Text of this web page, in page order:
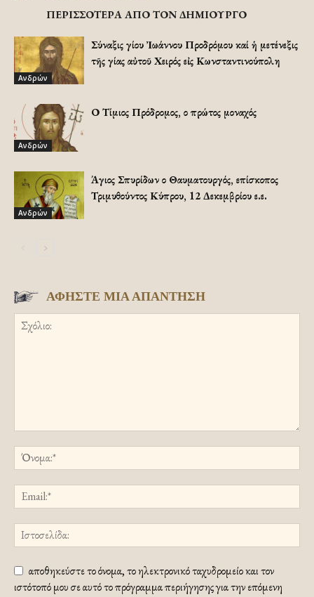
ΠΕΡΙΣΣΟΤΕΡΑ ΑΠΟ ΤΟΝ ΔΗΜΙΟΥΡΓΟ
Ανδρών
Σύναξις Ἁγίου Ἰωάννου Προδρόμου καί ἡ μετένεξις
τῆς Ἁγίας αὐτοῦ Χειρός εἰς Κωνσταντινούπολη
Ανδρών
Ο Τίμιος Πρόδρομος, ο πρώτος μοναχός
Ανδρών
Άγιος Σπυρίδων ο Θαυματουργός, επίσκοπος
Τριμυθούντος Κύπρου, 12 Δεκεμβρίου ε.ε.
ΑΦΗΣΤΕ ΜΙΑ ΑΠΑΝΤΗΣΗ
αποθηκεύστε το όνομα, το ηλεκτρονικό ταχυδρομείο και τον
ιστότοπό μου σε αυτό το πρόγραμμα περιήγησης για την επόμενη